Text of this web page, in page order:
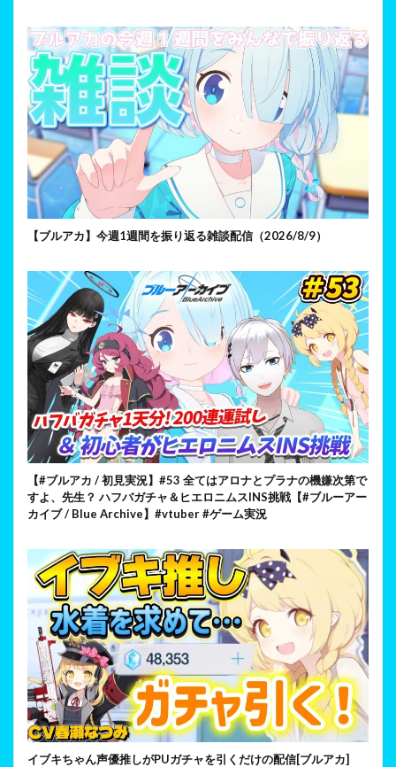
【ブルアカ】今週1週間を振り返る雑談配信（2026/8/9）
【#ブルアカ / 初見実況】#53 全てはアロナとプラナの機嫌次第で
すよ、先生？ ハフバガチャ＆ヒエロニムスINS挑戦【#ブルーアー
カイブ / Blue Archive】#vtuber #ゲーム実況
イブキちゃん声優推しがPUガチャを引くだけの配信[ブルアカ]